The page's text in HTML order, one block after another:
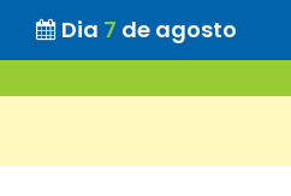
Dia 7 de agosto